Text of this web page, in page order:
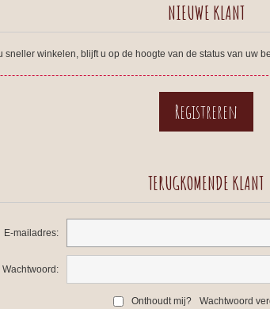
NIEUWE KLANT
winkelen, blijft u op de hoogte van de status van uw
TERUGKOMENDE KLANT
E-mailadres:
Wachtwoord:
Onthoudt mij? Wachtwoord